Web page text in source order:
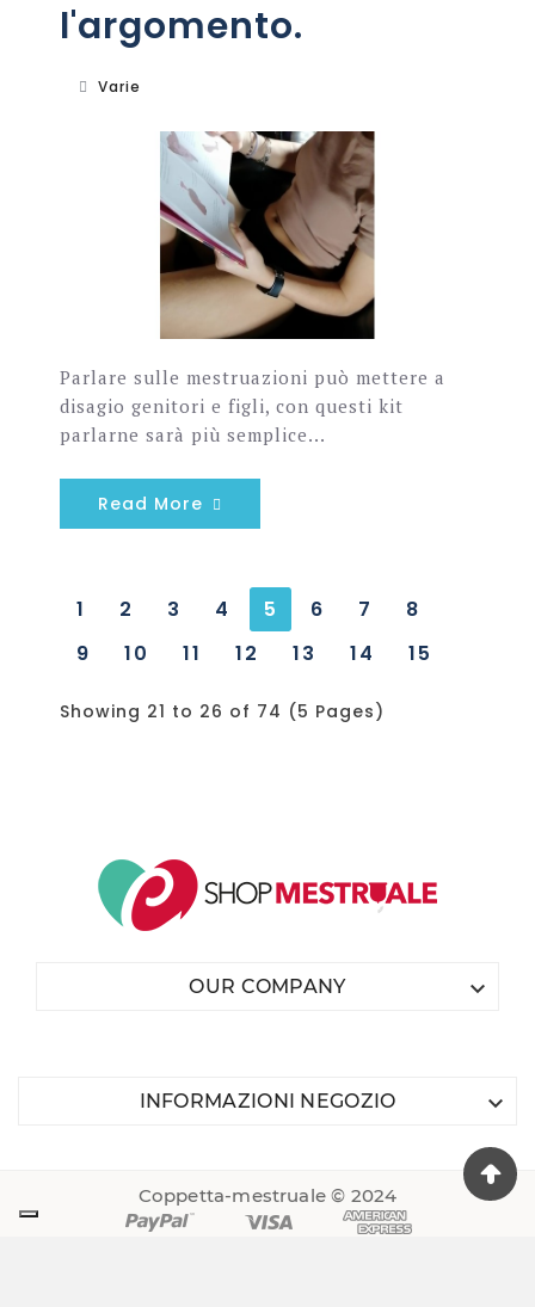
l'argomento.
Varie
Parlare sulle mestruazioni può mettere a
disagio genitori e figli, con questi kit
parlarne sarà più semplice...
Read More
1 2 3 4 5 6 7
8
9
10 11 12 13 14 15
Showing 21 to 26 of 74 (5 Pages)
OUR COMPANY 
INFORMAZIONI NEGOZIO 
Coppetta-mestruale © 2024